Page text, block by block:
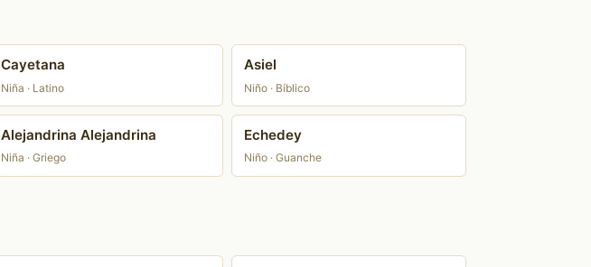
Cayetana
Niña · Latino
Asiel
Niño · Bíblico
Alejandrina Alejandrina
Niña · Griego
Echedey
Niño · Guanche